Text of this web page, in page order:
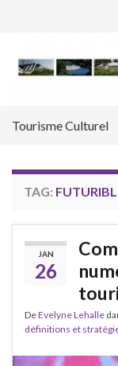
Tourisme Culturel
TAG:
JAN
26
DeEvelyne Lehalle
définitions et